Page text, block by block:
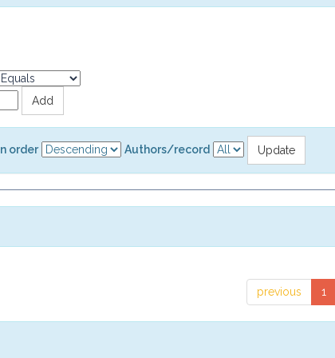
In order Authors/record
previous 1